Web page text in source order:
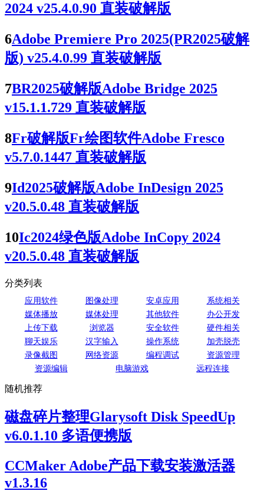
2024 v25.4.0.90 直装破解版
6Adobe Premiere Pro 2025(PR2025破解
版) v25.4.0.99 直装破解版
7BR2025破解版Adobe Bridge 2025
v15.1.1.729 直装破解版
8Fr破解版Fr绘图软件Adobe Fresco
v5.7.0.1447 直装破解版
9Id2025破解版Adobe InDesign 2025
v20.5.0.48 直装破解版
10Ic2024绿色版Adobe InCopy 2024
v20.5.0.48 直装破解版
分类列表
应用软件 图像处理 安卓应用
系统相关
媒体播放
媒体处理 其他软件
办公开发
上传下载
浏览器 安全软件
硬件相关
聊天娱乐
汉字输入 操作系统
加壳脱壳
录像截图
网络资源 编程调试
资源管理
资源编辑
电脑游戏 远程连接
随机推荐
磁盘碎片整理Glarysoft Disk SpeedUp
v6.0.1.10 多语便携版
CCMaker Adobe产品下载安装激活器
v1.3.16